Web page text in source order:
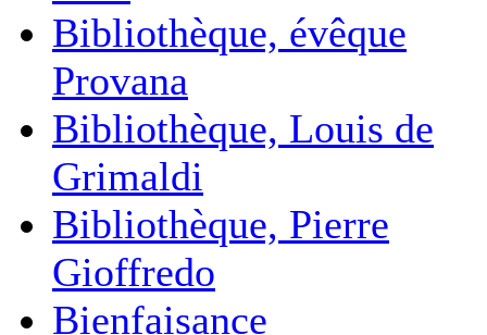
Bibliothèque, évêque
Provana
Bibliothèque, Louis de
Grimaldi
Bibliothèque, Pierre
Gioffredo
Bienfaisance